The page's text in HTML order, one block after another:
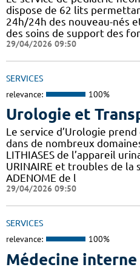
dispose de 62 lits
24h/24h des nouveau-nés
des soins de support des
29/04/2026 09:50
SERVICES
relevance: 100%
Urologie et
Le service d’Urologie
dans de nombreux
LITHIASES de l’appareil
URINAIRE et troubles de la
ADENOME de l
29/04/2026 09:50
SERVICES
relevance: 100%
Médecine interne